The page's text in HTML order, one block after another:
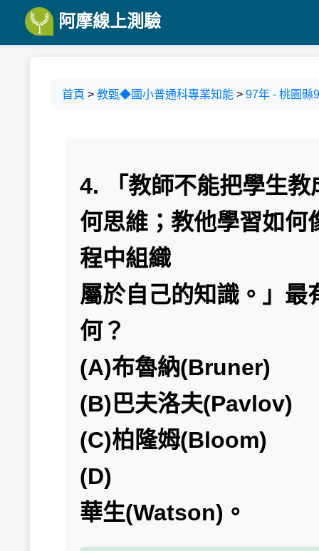
阿摩線上測驗
首頁 > 教甄◆國小普通科專業知能 > 97年 - 桃園縣
4. 「教師不能把學生教
何思維；教他學習如何
程中組織
屬於自己的知識。」最
何？
(A)布魯納(Bruner)
(B)巴夫洛夫(Pavlov)
(C)柏隆姆(Bloom)
(D)
華生(Watson)。